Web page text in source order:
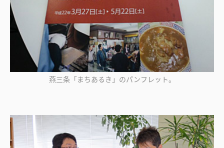
燕三条「まちあるき」のパンフレット。